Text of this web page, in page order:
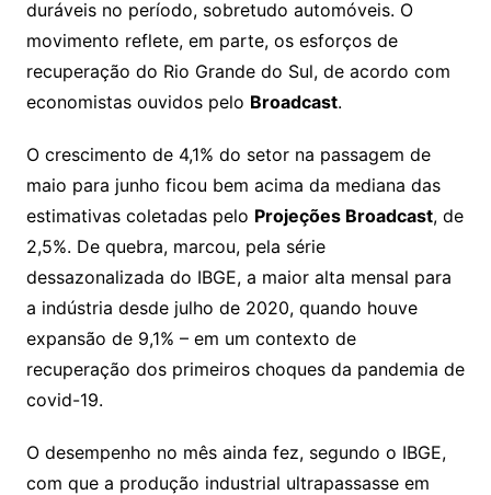
k
p
s
o
m
g
e
c
o
m
M
ai
l
s
duráveis no período, sobretudo automóveis. O
movimento reflete, em parte, os esforços de
recuperação do Rio Grande do Sul, de acordo com
economistas ouvidos pelo Broadcast.
O crescimento de 4,1% do setor na passagem de
maio para junho ficou bem acima da mediana das
estimativas coletadas pelo Projeções Broadcast, de
2,5%. De quebra, marcou, pela série
dessazonalizada do IBGE, a maior alta mensal para
a indústria desde julho de 2020, quando houve
expansão de 9,1% – em um contexto de
recuperação dos primeiros choques da pandemia de
covid-19.
O desempenho no mês ainda fez, segundo o IBGE,
com que a produção industrial ultrapassasse em